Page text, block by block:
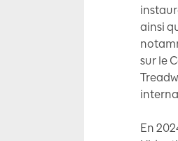
ainsi
sur le
En